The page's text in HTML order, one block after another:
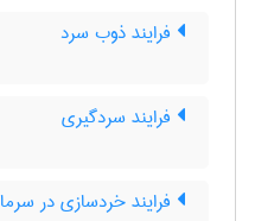
فرایند ذوب سرد
فرایند سردگیری
فرایند خردسازی در سرما